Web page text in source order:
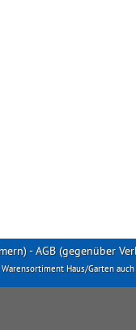
-AGB (gegenüber
Haus/Garten